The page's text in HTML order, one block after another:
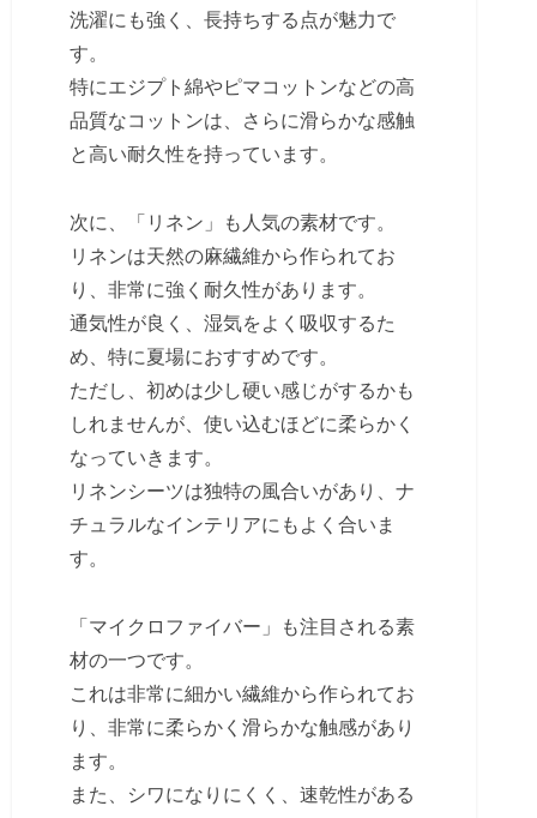
洗濯にも強く、長持ちする点が魅力で
す。
特にエジプト綿やピマコットンなどの高
品質なコットンは、さらに滑らかな感触
と高い耐久性を持っています。
次に、「リネン」も人気の素材です。
リネンは天然の麻繊維から作られてお
り、非常に強く耐久性があります。
通気性が良く、湿気をよく吸収するた
め、特に夏場におすすめです。
ただし、初めは少し硬い感じがするかも
しれませんが、使い込むほどに柔らかく
なっていきます。
リネンシーツは独特の風合いがあり、ナ
チュラルなインテリアにもよく合いま
す。
「マイクロファイバー」も注目される素
材の一つです。
これは非常に細かい繊維から作られてお
り、非常に柔らかく滑らかな触感があり
ます。
また、シワになりにくく、速乾性がある